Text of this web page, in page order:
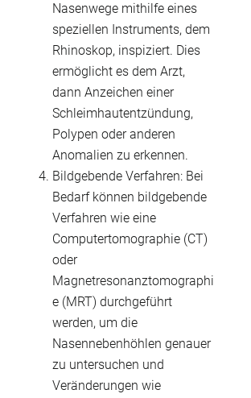
Nasenwege mithilfe eines
speziellen Instruments, dem
Rhinoskop, inspiziert. Dies
ermöglicht es dem Arzt,
dann Anzeichen einer
Schleimhautentzündung,
Polypen oder anderen
Anomalien zu erkennen.
Bildgebende Verfahren: Bei
Bedarf können bildgebende
Verfahren wie eine
Computertomographie (CT)
oder
Magnetresonanztomographi
e (MRT) durchgeführt
werden, um die
Nasennebenhöhlen genauer
zu untersuchen und
Veränderungen wie